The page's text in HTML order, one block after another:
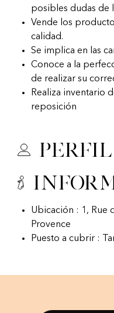
posibles dudas de
Vende los
calidad.
Se implica en las
Conoce a la
de realizar su
Realiza inventario
reposición
Perfil
Ubicación : 1, Rue
Provence
Puesto a cubrir :